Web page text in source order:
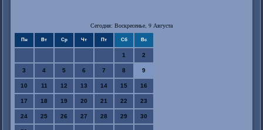
Сегодня: Воскресенье, 9 Августа
Пн Вт Ср Чт Пт Сб Вс
1 2
3 4 5 6 7 8 9
10 11 12 13 14 15 16
17 18 19 20 21 22 23
24 25 26 27 28 29 30